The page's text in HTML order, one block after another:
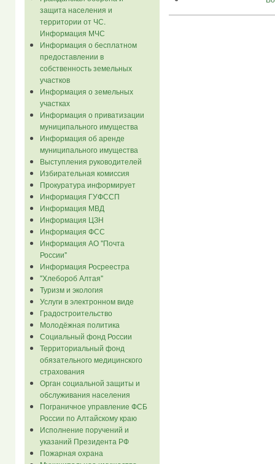
защита населения и
территории от ЧС.
Информация МЧС
Информация о бесплатном
предоставлении в
собственность земельных
участков
Информация о земельных
участках
Информация о приватизации
муниципального имущества
Информация об аренде
муниципального имущества
Выступления руководителей
Избирательная комиссия
Прокуратура информирует
Информация ГУФССП
Информация МВД
Информация ЦЗН
Информация ФСС
Информация АО "Почта
России"
Информация Росреестра
"Хлебороб Алтая"
Туризм и экология
Услуги в электронном виде
Градостроительство
Молодёжная политика
Социальный фонд России
Территориальный фонд
обязательного медицинского
страхования
Орган социальной защиты и
обслуживания населения
Пограничное управление ФСБ
России по Алтайскому краю
Исполнение поручений и
указаний Президента РФ
Пожарная охрана